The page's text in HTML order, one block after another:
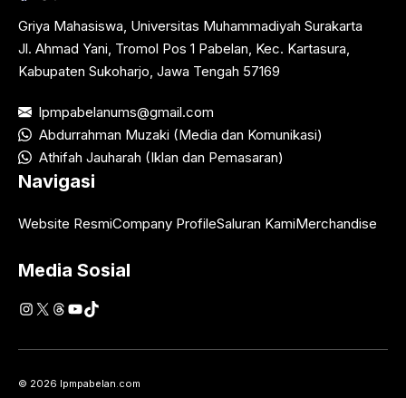
Griya Mahasiswa, Universitas Muhammadiyah Surakarta
Jl. Ahmad Yani, Tromol Pos 1 Pabelan, Kec. Kartasura,
Kabupaten Sukoharjo, Jawa Tengah 57169
lpmpabelanums@gmail.com
Abdurrahman Muzaki (Media dan Komunikasi)
Athifah Jauharah (Iklan dan Pemasaran)
Navigasi
Website ResmiCompany ProfileSaluran KamiMerchandise
Media Sosial
Instagram
X Threads
YouTube
TikTok
© 2026 lpmpabelan.com